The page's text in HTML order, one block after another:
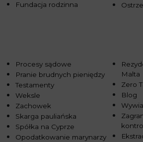
Fundacja rodzinna
Procesy sądowe
Pranie brudnych pieniędzy
Testamenty
Weksle
Zachowek
Skarga pauliańska
Spółka na Cyprze
Opodatkowanie marynarzy
Malta
Zero
Blog